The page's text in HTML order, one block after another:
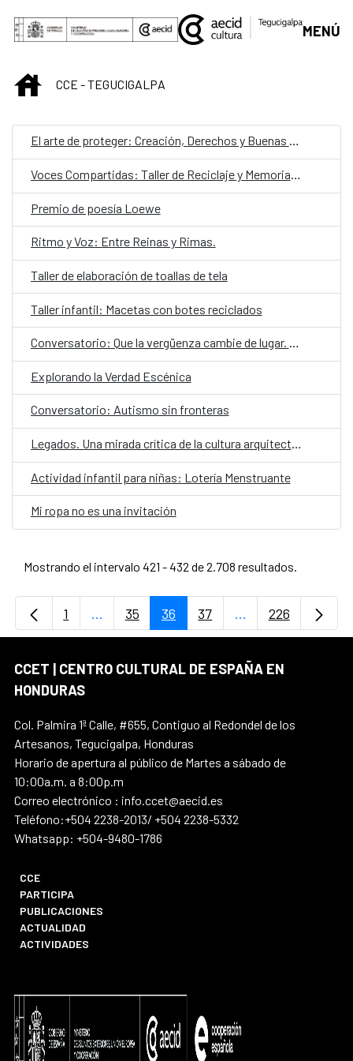
Saltar al contenido principal
MENÚ
INICIOCCE - TEGUCIGALPA
El arte de proteger: Creación, Derechos y Buenas Prácticas
Voces Compartidas: Taller de Reciclaje y Memorias Cuir.
Premio de poesía Loewe
Ritmo y Voz: Entre Reinas y Rimas.
Taller de elaboración de toallas de tela
Taller infantil: Macetas con botes reciclados
Conversatorio: Que la vergüenza cambie de lugar. Un diálogo abierto sobre violencia y cultura en Honduras
Explorando la Verdad Escénica
Conversatorio: Autismo sin fronteras
Legados. Una mirada crítica de la cultura arquitectónica hondureña
Actividad infantil para niñas: Lotería Menstruante
Mi ropa no es una invitación
Mostrando el intervalo 421 - 432 de 2.708 resultados.
Página
1 ...Páginas intermedias Use TAB para
Página
35 Página
36 Página
37 ...PáginasPágina
226
CCET | CENTRO CULTURAL DE ESPAÑA EN
HONDURAS
Col. Palmira 1ª Calle, #655, Contiguo al Redondel de los
Artesanos, Tegucigalpa, Honduras
Horario de apertura al público de Martes a sábado de
10:00a.m. a 8:00p.m
Correo electrónico : info.ccet@aecid.es
Teléfono:+504 2238-2013/ +504 2238-5332
Whatsapp: +504-9480-1786
CCE
PARTICIPA
PUBLICACIONES
ACTUALIDAD
ACTIVIDADES